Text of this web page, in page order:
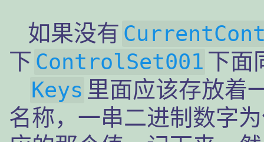
如果没有
下 ControlSet001 下面
Keys 里面应该存放着
名称，一串二进制数字